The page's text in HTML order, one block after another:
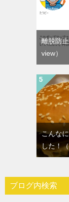
離脱防
view）
こんな
した！
ブログ内検索